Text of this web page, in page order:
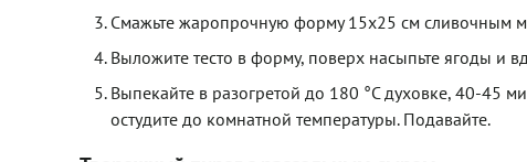
Смажьте жаропрочную форму 15х25 см сливочным
Выложите тесто в форму, поверх насыпьте ягоды и
Выпекайте в разогретой до 180 °С духовке, 40-45
остудите до комнатной температуры. Подавайте.